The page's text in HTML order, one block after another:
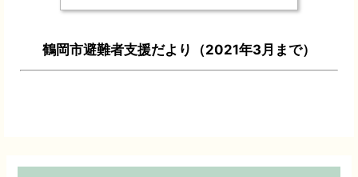
鶴岡市避難者支援だより（2021年3月まで）